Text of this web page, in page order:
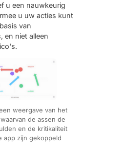
u een nauwkeurig
u uw acties kunt
van
en niet alleen
weergave van het
de assen de
en de kritikaliteit
app zijn gekoppeld